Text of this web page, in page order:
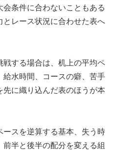
条件に合わないこともある
レース状況に合わせた表へ
戦する場合は、机上の平均ペ
水時間、コースの癖、苦手
に織り込んだ表のほうが本
ースを逆算する基本、失う時
半と後半の配分を変える組